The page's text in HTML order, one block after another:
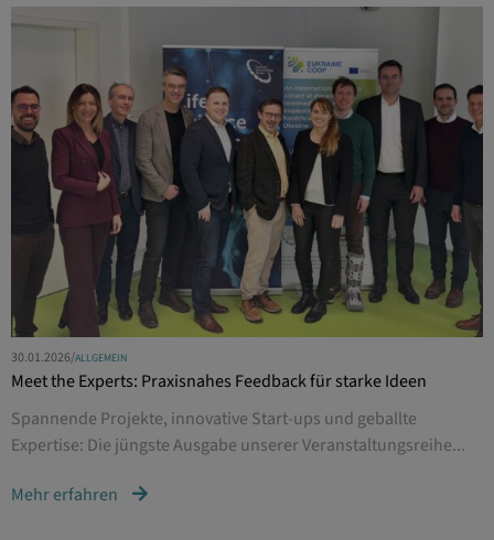
30.01.2026/ALLGEMEIN
Meet the Experts: Praxisnahes Feedback für starke Ideen
Spannende Projekte, innovative Start-ups und geballte
Expertise: Die jüngste Ausgabe unserer Veranstaltungsreihe...
Mehr erfahren